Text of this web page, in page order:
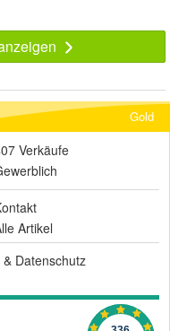
Gold
Verkäufe
Artikel
& Datenschutz